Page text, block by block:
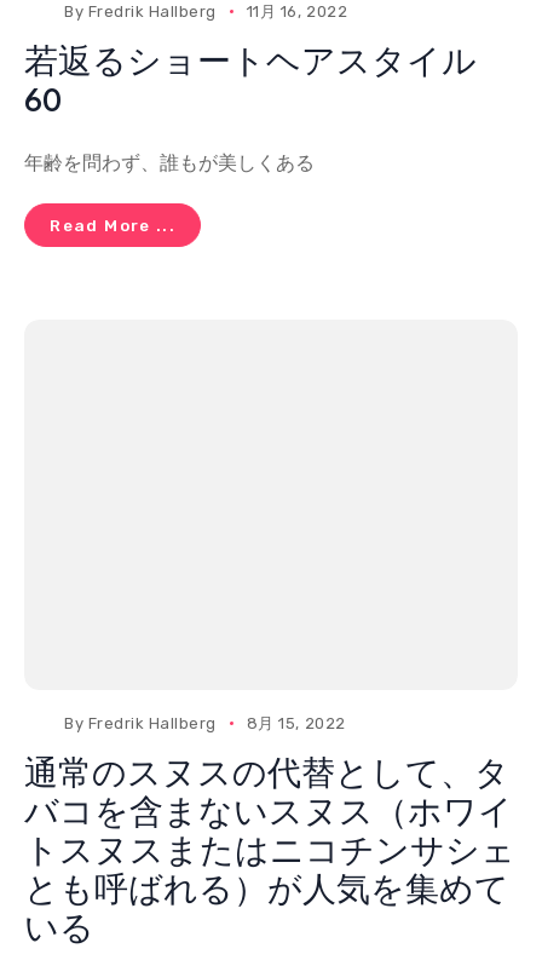
By Fredrik Hallberg 11月 16, 2022
若返るショートヘアスタイル
60
年齢を問わず、誰もが美しくある
Read More ...
By Fredrik Hallberg 8月 15, 2022
通常のスヌスの代替として、タ
バコを含まないスヌス（ホワイ
トスヌスまたはニコチンサシェ
とも呼ばれる）が人気を集めて
いる